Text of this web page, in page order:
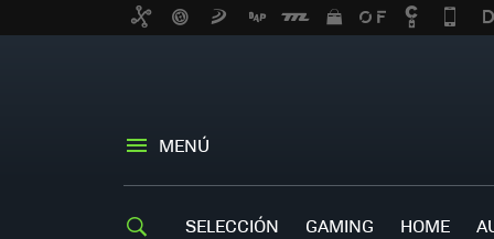
MENÚ
SELECCIÓN GAMING HOME